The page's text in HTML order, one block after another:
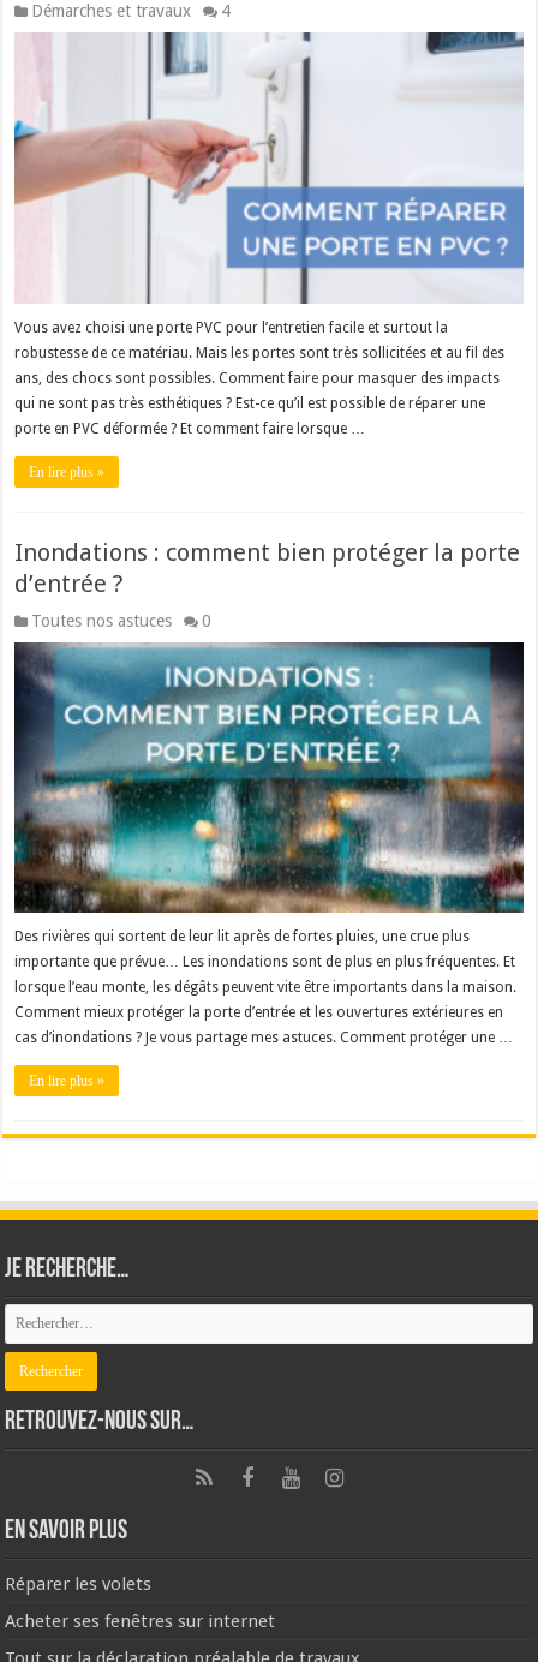
Démarches et travaux 4
Vous avez choisi une porte PVC pour l’entretien facile et surtout la
robustesse de ce matériau. Mais les portes sont très sollicitées et au fil des
ans, des chocs sont possibles. Comment faire pour masquer des impacts
qui ne sont pas très esthétiques ? Est-ce qu’il est possible de réparer une
porte en PVC déformée ? Et comment faire lorsque …
En lire plus »
Inondations : comment bien protéger la porte
d’entrée ?
Toutes nos astuces 0
Des rivières qui sortent de leur lit après de fortes pluies, une crue plus
importante que prévue… Les inondations sont de plus en plus fréquentes. Et
lorsque l’eau monte, les dégâts peuvent vite être importants dans la maison.
Comment mieux protéger la porte d’entrée et les ouvertures extérieures en
cas d’inondations ? Je vous partage mes astuces. Comment protéger une …
En lire plus »
Je recherche…
Retrouvez-nous sur…
En savoir plus
Réparer les volets
Acheter ses fenêtres sur internet